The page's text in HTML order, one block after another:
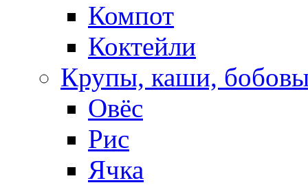
Компот
Коктейли
Крупы, каши,
Овёс
Рис
Ячка